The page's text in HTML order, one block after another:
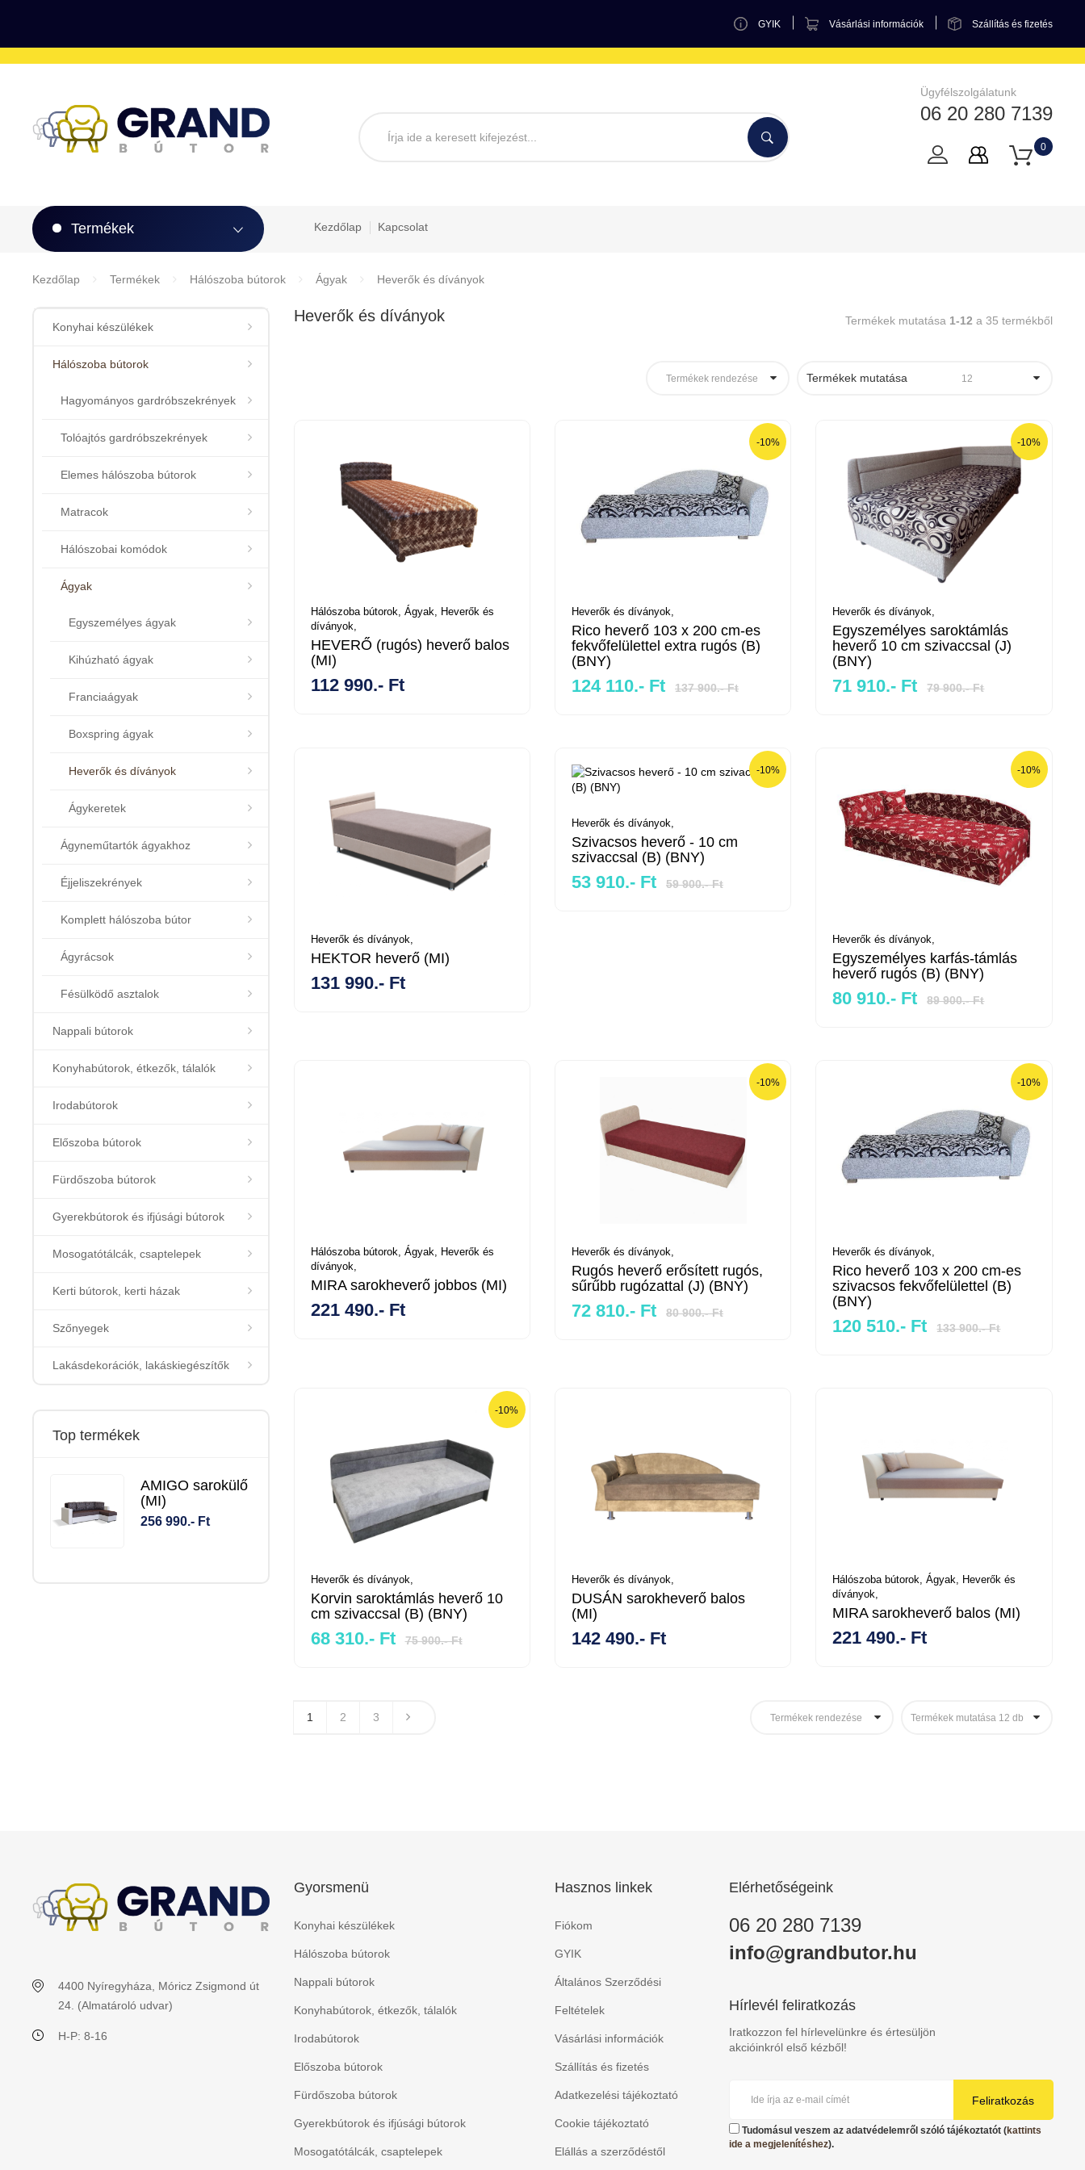
GYIK Vásárlási információk Szállítás és fizetés
Ügyfélszolgálatunk
06 20 280 7139
0
Termékek Kezdőlap Kapcsolat
Kezdőlap Termékek Hálószoba bútorok Ágyak Heverők és díványok
Konyhai készülékek
Hálószoba bútorok
Hagyományos gardróbszekrények
Tolóajtós gardróbszekrények
Elemes hálószoba bútorok
Matracok
Hálószobai komódok
Ágyak
Egyszemélyes ágyak
Kihúzható ágyak
Franciaágyak
Boxspring ágyak
Heverők és díványok
Ágykeretek
Ágyneműtartók ágyakhoz
Éjjeliszekrények
Komplett hálószoba bútor
Ágyrácsok
Fésülködő asztalok
Nappali bútorok
Konyhabútorok, étkezők, tálalók
Irodabútorok
Előszoba bútorok
Fürdőszoba bútorok
Gyerekbútorok és ifjúsági bútorok
Mosogatótálcák, csaptelepek
Kerti bútorok, kerti házak
Szőnyegek
Lakásdekorációk, lakáskiegészítők
Top termékek
AMIGO sarokülő
(MI)
256 990.- Ft
Heverők és díványok Termékek mutatása 1-12 a 35 termékből
Termékek rendezése Termékek mutatása 12
Hálószoba bútorok, Ágyak, Heverők és
díványok,
HEVERŐ (rugós) heverő balos
(MI)
112 990.- Ft
-10%
Heverők és díványok,
Rico heverő 103 x 200 cm-es
fekvőfelülettel extra rugós (B)
(BNY)
124 110.- Ft 137 900.- Ft
-10%
Heverők és díványok,
Egyszemélyes saroktámlás
heverő 10 cm szivaccsal (J)
(BNY)
71 910.- Ft 79 900.- Ft
Heverők és díványok,
HEKTOR heverő (MI)
131 990.- Ft
-10%
Heverők és díványok,
Szivacsos heverő - 10 cm
szivaccsal (B) (BNY)
53 910.- Ft 59 900.- Ft
-10%
Heverők és díványok,
Egyszemélyes karfás-támlás
heverő rugós (B) (BNY)
80 910.- Ft 89 900.- Ft
Hálószoba bútorok, Ágyak, Heverők és
díványok,
MIRA sarokheverő jobbos (MI)
221 490.- Ft
-10%
Heverők és díványok,
Rugós heverő erősített rugós,
sűrűbb rugózattal (J) (BNY)
72 810.- Ft 80 900.- Ft
-10%
Heverők és díványok,
Rico heverő 103 x 200 cm-es
szivacsos fekvőfelülettel (B)
(BNY)
120 510.- Ft 133 900.- Ft
-10%
Heverők és díványok,
Korvin saroktámlás heverő 10
cm szivaccsal (B) (BNY)
68 310.- Ft 75 900.- Ft
Heverők és díványok,
DUSÁN sarokheverő balos
(MI)
142 490.- Ft
Hálószoba bútorok,Ágyak, Heverők és
díványok,
MIRA sarokheverő balos (MI)
221 490.- Ft
1 2 3 Termékek rendezése Termékek mutatása 12 db
4400 Nyíregyháza, Móricz Zsigmond út
24. (Almatároló udvar)
H-P: 8-16
Gyorsmenü
Konyhai készülékek
Hálószoba bútorok
Nappali bútorok
Konyhabútorok, étkezők, tálalók
Irodabútorok
Előszoba bútorok
Fürdőszoba bútorok
Gyerekbútorok és ifjúsági bútorok
Mosogatótálcák, csaptelepek
Hasznos linkek
Fiókom
GYIK
Általános Szerződési
Feltételek
Vásárlási információk
Szállítás és fizetés
Adatkezelési tájékoztató
Cookie tájékoztató
Elállás a szerződéstől
Elérhetőségeink
06 20 280 7139
info@grandbutor.hu
Hírlevél feliratkozás
Iratkozzon fel hírlevelünkre és értesüljön
akcióinkról első kézből!
Feliratkozás
Tudomásul veszem az adatvédelemről szóló tájékoztatót (kattints
ide a megjelenítéshez).